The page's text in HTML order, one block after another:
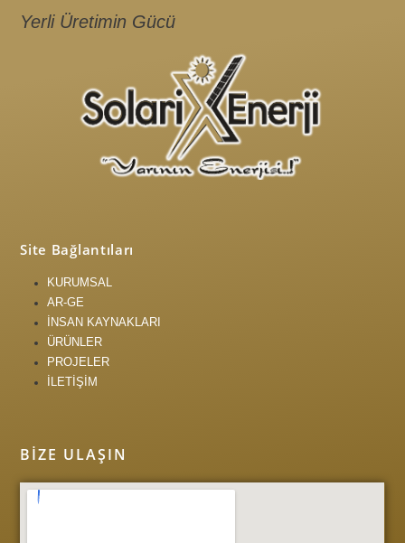
Yerli Üretimin Gücü
Site Bağlantıları
KURUMSAL
AR-GE
İNSAN KAYNAKLARI
ÜRÜNLER
PROJELER
İLETİŞİM
BIZE ULAŞIN